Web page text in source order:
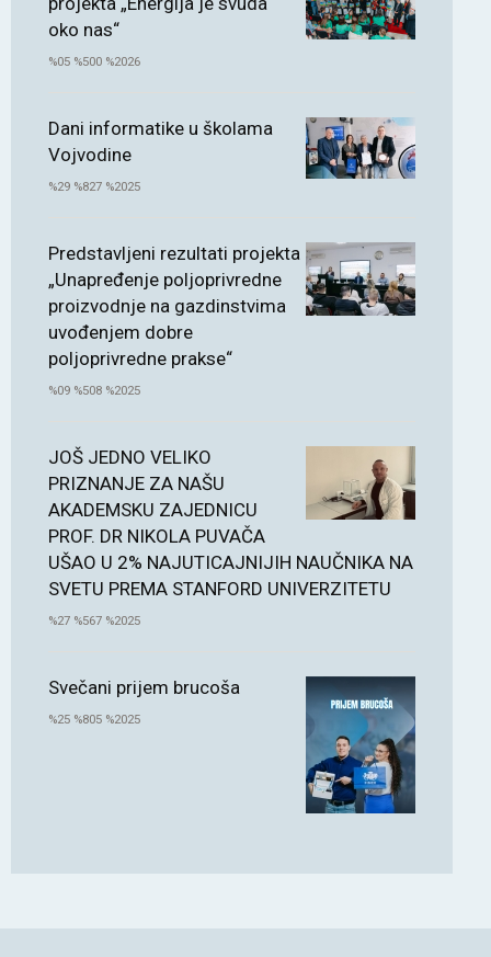
oko nas“
%05 %500 %2026
Dani informatike u školama
Vojvodine
%29 %827 %2025
Predstavljeni rezultati projekta
„Unapređenje poljoprivredne
proizvodnje na gazdinstvima
uvođenjem dobre
poljoprivredne prakse“
%09 %508 %2025
JOŠ JEDNO VELIKO
PRIZNANJE ZA NAŠU
AKADEMSKU ZAJEDNICU
PROF. DR NIKOLA PUVAČA
UŠAO U 2% NAJUTICAJNIJIH NAUČNIKA NA
SVETU PREMA STANFORD UNIVERZITETU
%27 %567 %2025
Svečani prijem brucoša
%25 %805 %2025